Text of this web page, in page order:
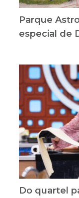
Parque
especial de
Do quartel